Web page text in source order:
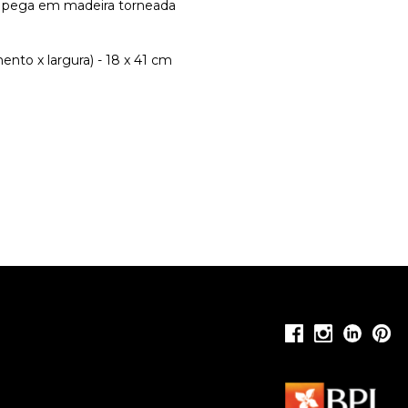
em madeira torneada
x largura) - 18 x 41 cm